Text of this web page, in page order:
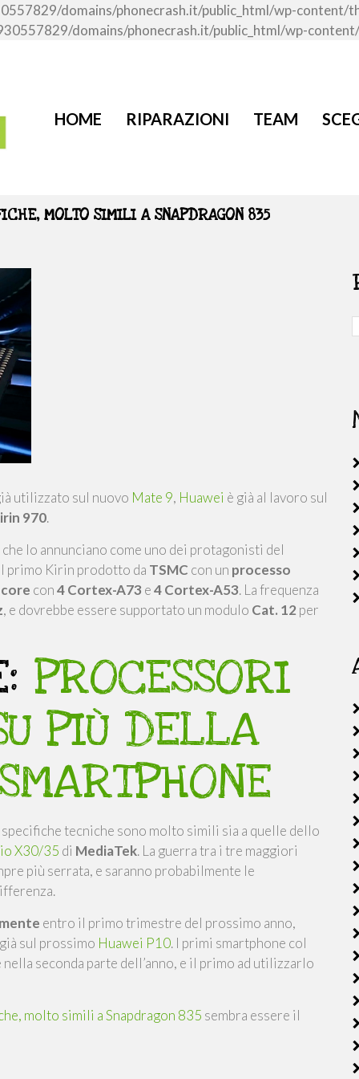
domains/phonecrash.it/public_html/wp-
domains/phonecrash.it/public_html/wp-
HOME RIPARAZIONI TEAM
MOLTO SIMILI A SNAPDRAGON 835
utilizzato sul nuovo Mate 9, Huawei è già al lavoro sul
970.
che lo annunciano come uno dei protagonisti del
primo Kirin prodotto da TSMC con un processo
con4 Cortex-A73 e4 Cortex-A53. La frequenza
, e dovrebbe essere supportato un modulo Cat. 12 per
PROCESSORI
PIÙ DELLA
tecniche sono molto simili sia a quelle dello
X30/35 di MediaTek. La guerra tra i tre maggiori
più serrata, e saranno probabilmente le
entro il primo trimestre del prossimo anno,
sul prossimo Huawei P10. I primi smartphone col
seconda parte dell’anno, e il primo ad utilizzarlo
molto simili a Snapdragon 835 sembra essere il